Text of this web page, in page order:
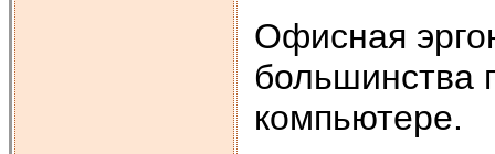
Офисная
большинства
компьютере.